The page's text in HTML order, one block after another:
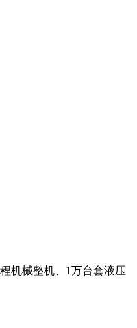
机械整机、1万台套液压